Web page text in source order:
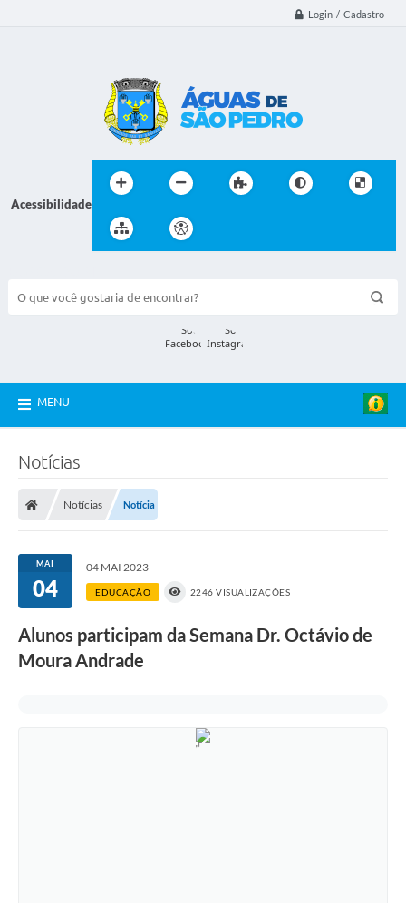
Login / Cadastro
Acessibilidade
MENU
Notícias
Notícias Notícia
MAI
04
04 MAI 2023
EDUCAÇÃO 2246 VISUALIZAÇÕES
Alunos participam da Semana Dr. Octávio de
Moura Andrade